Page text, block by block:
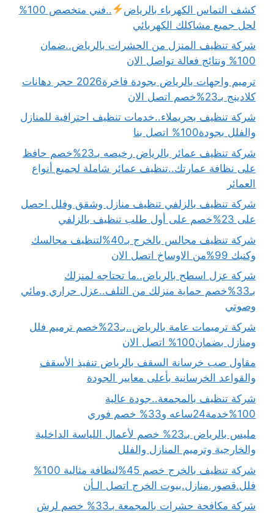
كشف التماس الكهرباء بالرياض
..فني متخصص 100%
لحل جميع مشاكلك الكهربائي
شركة تنظيف المنزل من الحشرات بالرياض..ضمان
100% ونتائج فعالة تواصل الان
ترميم واجهات بالرياض بجودة فاخرة2026 حجر دهانات
كلادينج بـ23%خصم اتصل الان
شركة تنظيف بحريملاء..خدمات تنظيف احترافية للمنازل
والفلل بجودة100% اتصل بنا
شركة تنظيف عمائر بالرياض رخيصه بـ23%خصم حافظ
على نظافة عمارتك..تنظيف عمائر شاملة لجميع أنواع
العمائر
شركة تنظيف بالزلفي تنظيف منازل وشقق وفلل احصل
على 23%خصم على أول طلب تنظيف بالزلفي
شركة تنظيف مجالس بالخرج بـ40%لتنظيف مجالسك
وكنبك 99%من الاوساخ اتصل الان
شركة عزل اسطح بالرياض..ما تحتاجه لمنزلك
بـ33%خصم حماية منزلك من التلف..عزل حراري ومائي
وصوتي
شركة ترميمات عامة بالرياض..بـ23%خصم ترميم فلل
ومنازل بضمان100% اتصل الان
مقاول صب خرسانة السقف بالرياض تنفيذ الأسقف
والقواعد الخرسانية بأعلى معايير الجودة
شركة تنظيف بالمجمعة..جودة عالية
100%خدمة24ساعه و33% خصم فوري
مليس بالرياض بـ23% خصم لأعمال اللياسة الداخلية
والخارجية وترميم المنازل والفلل
شركة تنظيف بالخرج خصم 45%لنظافة مثالية 100%
فلل.قصور.منازل.بيوت الخرج اتصل الـأن
شركة مكافحة حشرات بالمجمعة بـ33% خصم لرش